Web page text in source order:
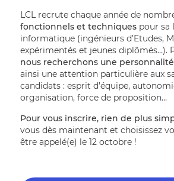
LCL recrute chaque année de
fonctionnels et techniques pour sa
informatique (ingénieurs d’Etudes,
nous recherchons une personnalité
ainsi une attention particulière aux
candidats : esprit d’équipe,
organisation, force de proposition…
Pour vous inscrire, rien de plus
vous dès maintenant et choisissez
être appelé(e) le 12 octobre !